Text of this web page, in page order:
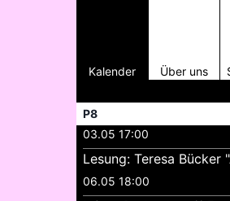
Kalender Über uns
P8
03.05 17:00
Lesung: Teresa Bücker
06.05 18:00